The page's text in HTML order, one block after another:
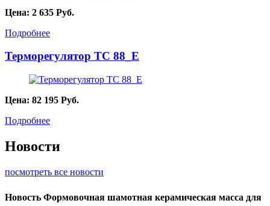
Цена: 2 635 Руб.
Подробнее
Терморегулятор ТС 88_Е
Цена: 82 195 Руб.
Подробнее
Новости
посмотреть все новости
Новость Формовочная шамотная керамическая масса для